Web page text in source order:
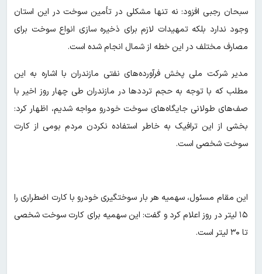
سبحان رجبی افزود: نه تنها مشکلی در تأمین سوخت در این استان
وجود ندارد بلکه تمهیدات لازم برای ذخیره سازی انواع سوخت برای
مصارف مختلف در این خطه از شمال انجام شده است.
مدیر شرکت ملی پخش فرآورده‌های نفتی مازندران با اشاره به این
مطلب که با توجه به حجم ترددها در مازندران طی چهار روز اخیر با
صف‌های طولانی جایگاه‌های سوخت خودرو مواجه شدیم، اظهار کرد:
بخشی از این ترافیک به خاطر استفاده نکردن مردم بومی از کارت
سوخت شخصی است.
این مقام مسئول، سهمیه هر بار سوختگیری خودرو با کارت اضطراری را
۱۵ لیتر در روز اعلام کرد و گفت: این سهمیه برای کارت سوخت شخصی
تا ۳۰ لیتر است.